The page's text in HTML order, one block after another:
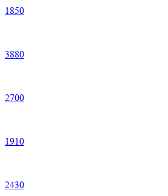
1850
3880
2700
1910
2430